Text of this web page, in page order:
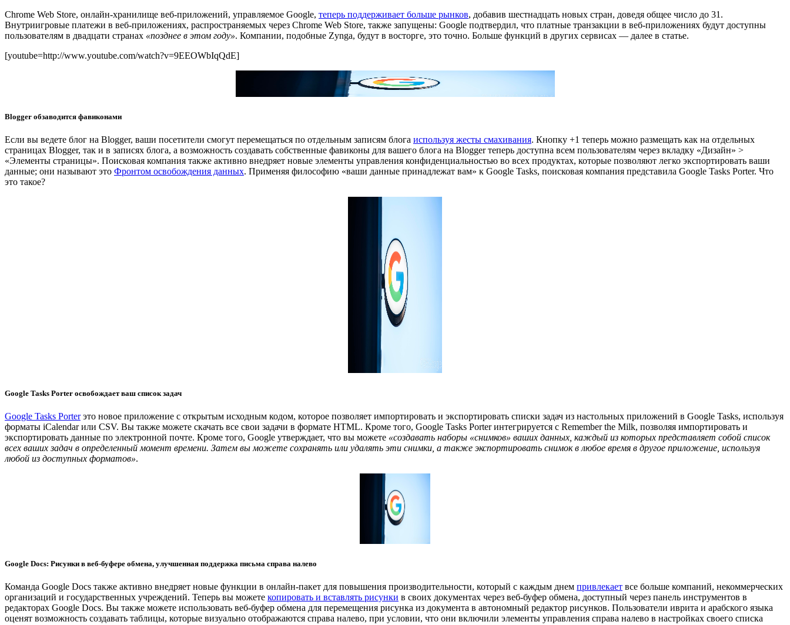
Chrome Web Store, онлайн-хранилище веб-приложений, управляемое Google, теперь поддерживает больше рынков, добавив шестнадцать новых стран, доведя общее число до 31.
Внутриигровые платежи в веб-приложениях, распространяемых через Chrome Web Store, также запущены: Google подтвердил, что платные транзакции в веб-приложениях будут доступны
пользователям в двадцати странах «позднее в этом году». Компании, подобные Zynga, будут в восторге, это точно. Больше функций в других сервисах — далее в статье.
[youtube=http://www.youtube.com/watch?v=9EEOWbIqQdE]
Blogger обзаводится фавиконами
Если вы ведете блог на Blogger, ваши посетители смогут перемещаться по отдельным записям блога используя жесты смахивания. Кнопку +1 теперь можно размещать как на отдельных
страницах Blogger, так и в записях блога, а возможность создавать собственные фавиконы для вашего блога на Blogger теперь доступна всем пользователям через вкладку «Дизайн» >
«Элементы страницы». Поисковая компания также активно внедряет новые элементы управления конфиденциальностью во всех продуктах, которые позволяют легко экспортировать ваши
данные; они называют это Фронтом освобождения данных. Применяя философию «ваши данные принадлежат вам» к Google Tasks, поисковая компания представила Google Tasks Porter. Что
это такое?
Google Tasks Porter освобождает ваш список задач
Google Tasks Porterэто новое приложение с открытым исходным кодом, которое позволяет импортировать и экспортировать списки задач из настольных приложений в Google Tasks, используя
форматы iCalendar или CSV. Вы также можете скачать все свои задачи в формате HTML. Кроме того, Google Tasks Porter интегрируется с Remember the Milk, позволяя импортировать и
экспортировать данные по электронной почте. Кроме того, Google утверждает, что вы можете «создавать наборы «снимков» ваших данных, каждый из которых представляет собой список
всех ваших задач в определенный момент времени. Затем вы можете сохранять или удалять эти снимки, а также экспортировать снимок в любое время в другое приложение, используя
любой из доступных форматов».
Google Docs: Рисунки в веб-буфере обмена, улучшенная поддержка письма справа налево
Команда Google Docs также активно внедряет новые функции в онлайн-пакет для повышения производительности, который с каждым днем привлекает все больше компаний, некоммерческих
организаций и государственных учреждений. Теперь вы можете копировать и вставлять рисунки в своих документах через веб-буфер обмена, доступный через панель инструментов в
редакторах Google Docs. Вы также можете использовать веб-буфер обмена для перемещения рисунка из документа в автономный редактор рисунков. Пользователи иврита и арабского языка
оценят возможность создавать таблицы, которые визуально отображаются справа налево, при условии, что они включили элементы управления справа налево в настройках своего списка